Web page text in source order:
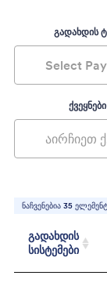
გადახდის
ქვეყნები
ნაჩვენებია 35
გადახდის
სისტემები